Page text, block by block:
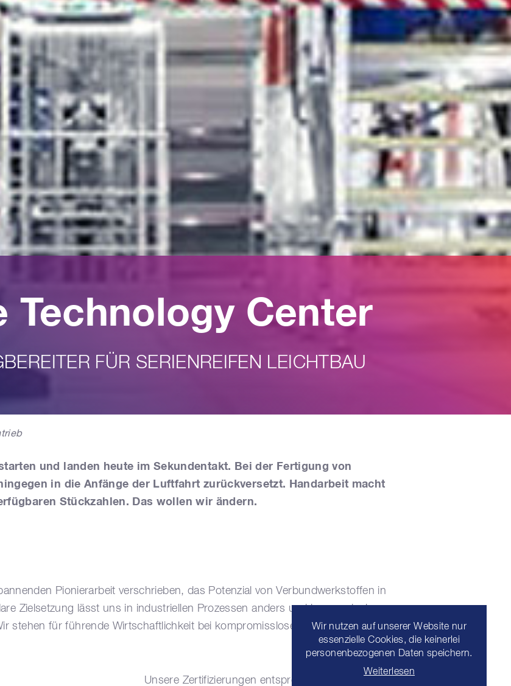
Technology Center
FÜR SERIENREIFEN LEICHTBAU
und landen heute im Sekundentakt. Bei der Fertigungvon
in die Anfänge der Luftfahrt zurückversetzt.
Handarbeit macht
Stückzahlen. Das wollen wir ändern.
Pionierarbeit verschrieben, das Potenzial von Verbundwerkstoffen in
Zielsetzung lässt uns in industriellen Prozessen anders und besser denken,
stehen für führende Wirtschaftlichkeit bei kompromissloser Qualität.
Unsere Zertifizierungen entsprechen den hohen
Wir nutzen auf unserer Website nur
essenzielle Cookies, die keinerlei
personenbezogenen Daten speichern.
Weiterlesen